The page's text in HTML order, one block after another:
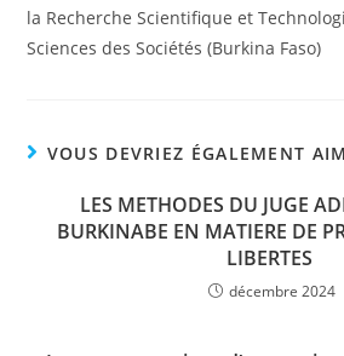
la Recherche Scientifique et
Sciences des Sociétés (Burkina Faso)
VOUS DEVRIEZ ÉGALEMENT
LES METHODES DU JUGE
BURKINABE EN MATIERE DE
LIBERTES
décembre 2024